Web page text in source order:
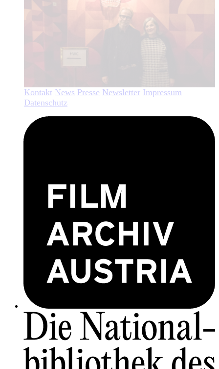
Kontakt News Presse Newsletter Impressum
Datenschutz